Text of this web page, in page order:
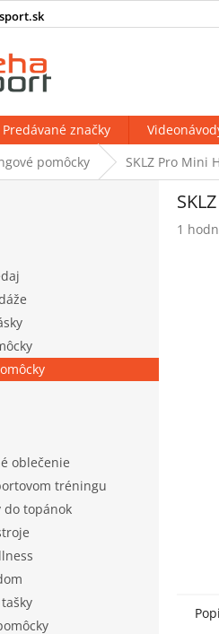
Predávané značky
pomôcky SKLZ Pro Mini
oblečenie
tréningu
do topánok
1